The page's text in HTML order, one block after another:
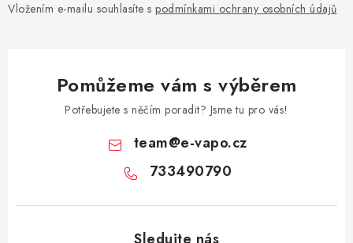
Vložením e-mailu souhlasíte s podmínkami ochrany osobních údajů
Pomůžeme vám s výběrem
Potřebujete s něčím poradit? Jsme tu pro vás!
team@e-vapo.cz
733490790